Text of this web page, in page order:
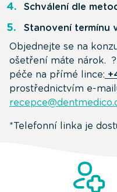
Schválení dle
Stanovení termínu
Objednejte se na
ošetření máte nárok.
péče na přímé lince:
prostřednictvím e-
*Telefonní linka je